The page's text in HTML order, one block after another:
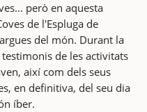
però en aquesta
de l'Espluga de
del món. Durant la
de les activitats
així com dels seus
en definitiva, del seu dia
íber.